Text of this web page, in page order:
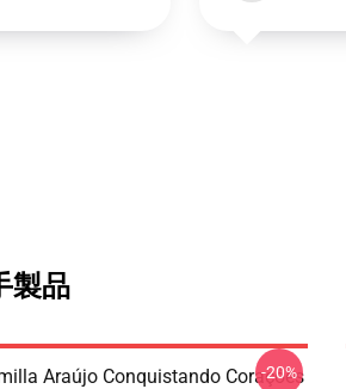
製品
Araújo Conquistando Corações
-20%